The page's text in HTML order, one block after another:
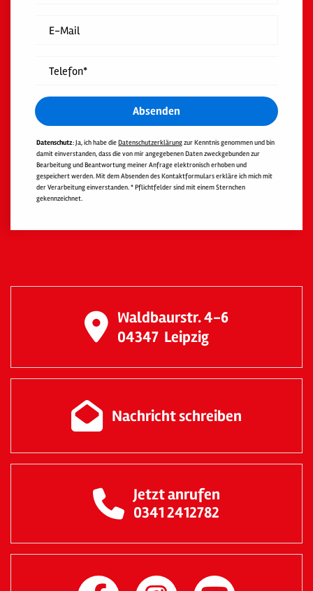
E-Mail
Telefon*
Absenden
Datenschutz: Ja, ich habe die Datenschutzerklärungzur Kenntnis genommen und bin
damit einverstanden, dass die von mir angegebenen Daten zweckgebunden zur
Bearbeitung und Beantwortung meiner Anfrage elektronisch erhoben und
gespeichert werden. Mit dem Absenden des Kontaktformulars erkläre ich mich mit
der Verarbeitung einverstanden. * Pflichtfelder sind mit einem Sternchen
gekennzeichnet.
Waldbaurstr. 4-6
04347 Leipzig
Nachricht schreiben
Jetzt anrufen
0341 2412782